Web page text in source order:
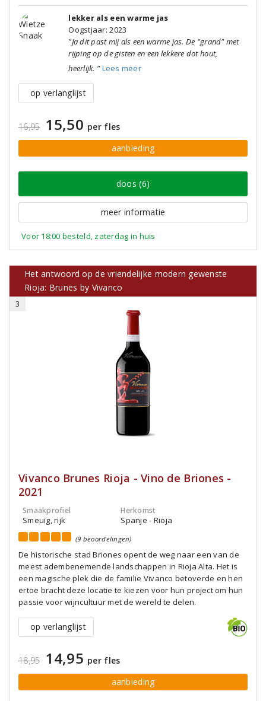
lekker als een warme jas
Oogstjaar: 2023
"Ja dit past mij als een warme jas. De "grand" met
rijping op de gisten en een lekkere dot hout,
heerlijk. " Lees meer
op verlanglijst
16,95 15,50 per fles
aanbieding
doos (6)
meer informatie
Voor 18:00 besteld, zaterdag in huis
Het antwoord op de vriendelijke modern gewenste
Rioja: Brunes by Vivanco
3
Vivanco Brunes Rioja - Vino de Briones -
2021
Smaakprofiel
Smeuïg, rijk
Herkomst
Spanje - Rioja
(9 beoordelingen)
De historische stad Briones opent de weg naar een van de
meest adembenemende landschappen in Rioja Alta. Het is
een magische plek die de familie Vivanco betoverde en hen
ertoe bracht deze locatie te kiezen voor hun project om hun
passie voor wijncultuur met de wereld te delen.
op verlanglijst
18,95 14,95 per fles
aanbieding